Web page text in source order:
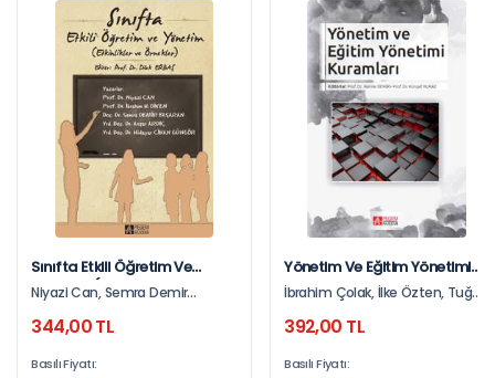
Sınıfta Etkili Öğretim Ve
Yönetim (Etkinlikler Ve
Örnekler)
Niyazi Can, Semra Demir
Ardıç, Hüdayar Cihan Güngör
344,00 TL
Basılı Fiyatı:
Yönetim Ve Eğitim Yönetimi
Kuramları
İbrahim Çolak, İlke Özten, Tuğba
Burcu Türkkaş Anasız, İbrahim
Mustafa Çelik, Melike Günbey,
392,00 TL
Basılı Fiyatı: